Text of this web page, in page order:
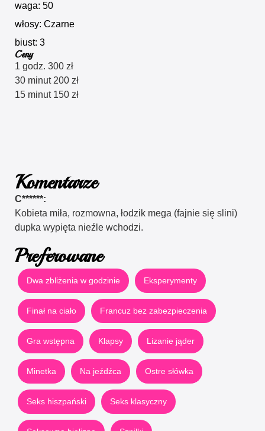
waga: 50
włosy: Czarne
biust: 3
Ceny
1 godz. 300 zł
30 minut 200 zł
15 minut 150 zł
Komentarze
C******:
Kobieta miła, rozmowna, łodzik mega (fajnie się slini)
dupka wypięta nieźle wchodzi.
Preferowane
Dwa zbliżenia w godzinie Eksperymenty
Finał na ciało Francuz bez zabezpieczenia
Gra wstępna Klapsy Lizanie jąder
Minetka Na jeźdźca Ostre słówka
Seks hiszpański Seks klasyczny